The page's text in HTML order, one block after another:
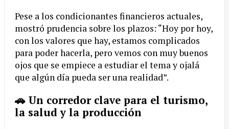
Pese a los condicionantes financieros actuales,
mostró prudencia sobre los plazos: “Hoy por hoy,
con los valores que hay, estamos complicados
para poder hacerla, pero vemos con muy buenos
ojos que se empiece a estudiar el tema y ojalá
que algún día pueda ser una realidad”.
🚗 Un corredor clave para el turismo,
la salud y la producción